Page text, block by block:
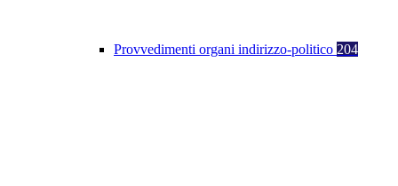
Provvedimenti organi indirizzo-politico 204